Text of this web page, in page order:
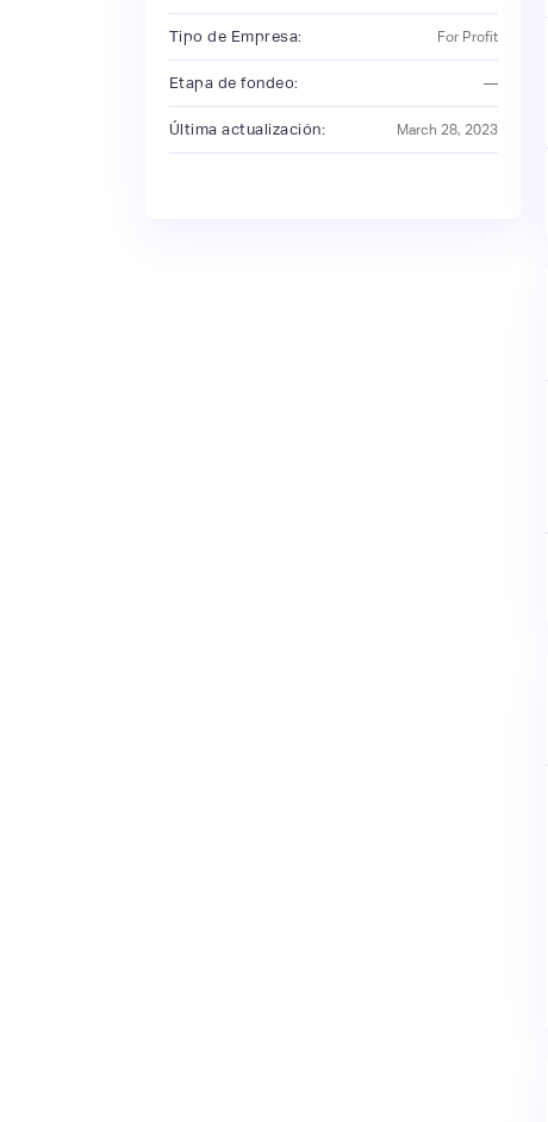
Tipo de Empresa: For Profit
Etapa de fondeo: —
Última actualización: March 28, 2023